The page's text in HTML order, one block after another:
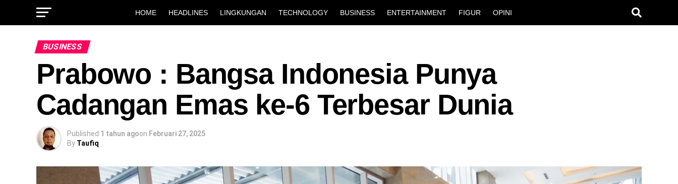
HOME HEADLINES LINGKUNGAN TECHNOLOGY BUSINESS ENTERTAINMENT FIGUR OPINI
BUSINESS
Prabowo : Bangsa Indonesia Punya
Cadangan Emas ke-6 Terbesar Dunia
Published 1 tahun agoon Februari 27, 2025
By Taufiq